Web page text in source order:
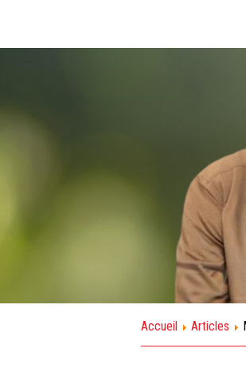
Accueil Articles